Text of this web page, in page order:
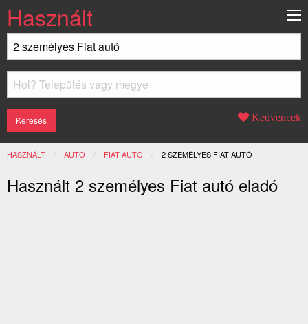
Használt
Kedvencek
HASZNÁLT AUTÓ FIAT AUTÓ JELENLEGI:
2 SZEMÉLYES FIAT AUTÓ
Használt 2 személyes Fiat autó eladó